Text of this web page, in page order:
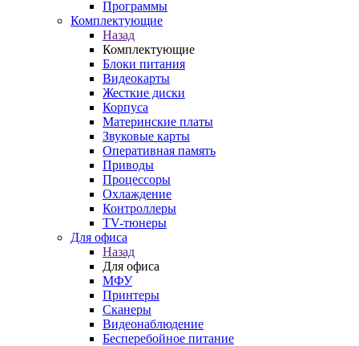
Программы
Комплектующие
Назад
Комплектующие
Блоки питания
Видеокарты
Жесткие диски
Корпуса
Материнские платы
Звуковые карты
Оперативная память
Приводы
Процессоры
Охлаждение
Контроллеры
TV-тюнеры
Для офиса
Назад
Для офиса
МФУ
Принтеры
Сканеры
Видеонаблюдение
Бесперебойное питание